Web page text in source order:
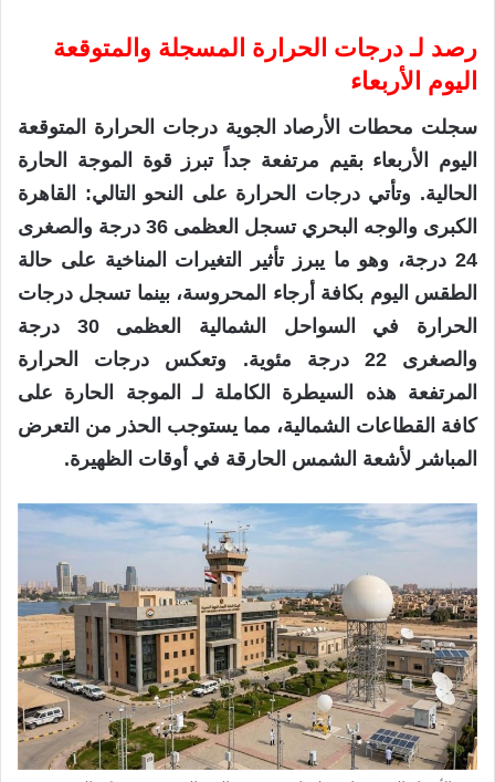
رصد لـ درجات الحرارة المسجلة والمتوقعة
اليوم الأربعاء
سجلت محطات الأرصاد الجوية درجات الحرارة المتوقعة
اليوم الأربعاء بقيم مرتفعة جداً تبرز قوة الموجة الحارة
الحالية. وتأتي درجات الحرارة على النحو التالي: القاهرة
الكبرى والوجه البحري تسجل العظمى 36 درجة والصغرى
24 درجة، وهو ما يبرز تأثير التغيرات المناخية على حالة
الطقس اليوم بكافة أرجاء المحروسة، بينما تسجل درجات
الحرارة في السواحل الشمالية العظمى 30 درجة
والصغرى 22 درجة مئوية. وتعكس درجات الحرارة
المرتفعة هذه السيطرة الكاملة لـ الموجة الحارة على
كافة القطاعات الشمالية، مما يستوجب الحذر من التعرض
المباشر لأشعة الشمس الحارقة في أوقات الظهيرة.